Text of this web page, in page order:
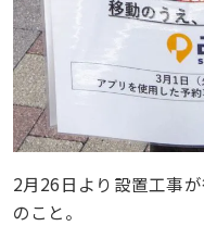
2月26日より設置工事
のこと。